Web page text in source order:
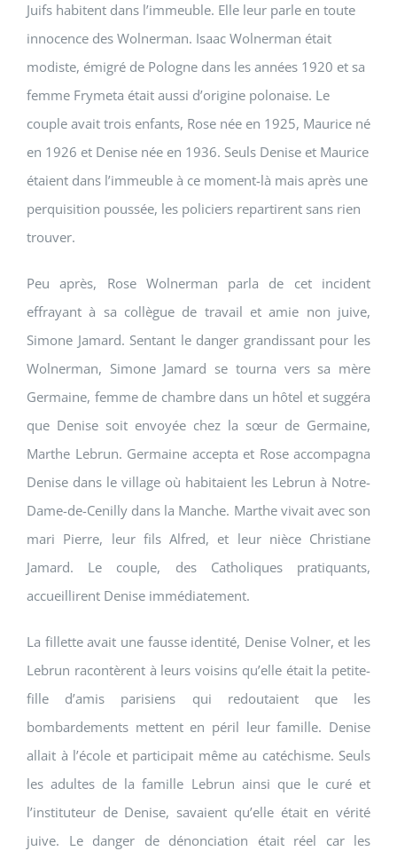
Juifs habitent dans l’immeuble. Elle leur parle en toute
innocence des Wolnerman. Isaac Wolnerman était
modiste, émigré de Pologne dans les années 1920 et sa
femme Frymeta était aussi d’origine polonaise. Le
couple avait trois enfants, Rose née en 1925, Maurice né
en 1926 et Denise née en 1936. Seuls Denise et Maurice
étaient dans l’immeuble à ce moment-là mais après une
perquisition poussée, les policiers repartirent sans rien
trouver.
Peu après, Rose Wolnerman parla de cet incident
effrayant à sa collègue de travail et amie non juive,
Simone Jamard. Sentant le danger grandissant pour les
Wolnerman, Simone Jamard se tourna vers sa mère
Germaine, femme de chambre dans un hôtel et suggéra
que Denise soit envoyée chez la sœur de Germaine,
Marthe Lebrun. Germaine accepta et Rose accompagna
Denise dans le village où habitaient les Lebrun à Notre-
Dame-de-Cenilly dans la Manche. Marthe vivait avec son
mari Pierre, leur fils Alfred, et leur nièce Christiane
Jamard. Le couple, des Catholiques pratiquants,
accueillirent Denise immédiatement.
La fillette avait une fausse identité, Denise Volner, et les
Lebrun racontèrent à leurs voisins qu’elle était la petite-
fille d’amis parisiens qui redoutaient que les
bombardements mettent en péril leur famille. Denise
allait à l’école et participait même au catéchisme. Seuls
les adultes de la famille Lebrun ainsi que le curé et
l’instituteur de Denise, savaient qu’elle était en vérité
juive. Le danger de dénonciation était réel car les